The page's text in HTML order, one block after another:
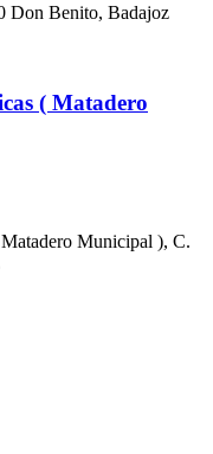
Don Benito, Badajoz
( Matadero
Municipal ), C.